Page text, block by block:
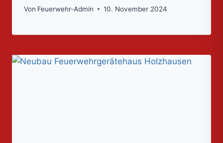
Von Feuerwehr-Admin 10. November 2024